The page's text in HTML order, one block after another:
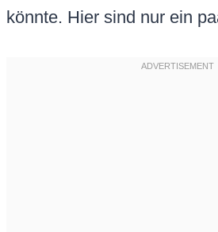
könnte. Hier sind nur ein